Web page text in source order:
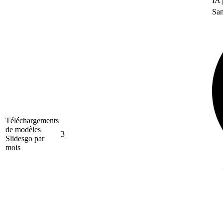
Téléchargements
de modèles
Slidesgo par
mois
3